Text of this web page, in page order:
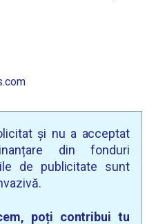
și nu a acceptat
din fonduri
de publicitate sunt
poți contribui tu